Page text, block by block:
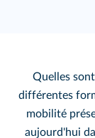
Quelles
différentes
mobilité
aujourd'hui